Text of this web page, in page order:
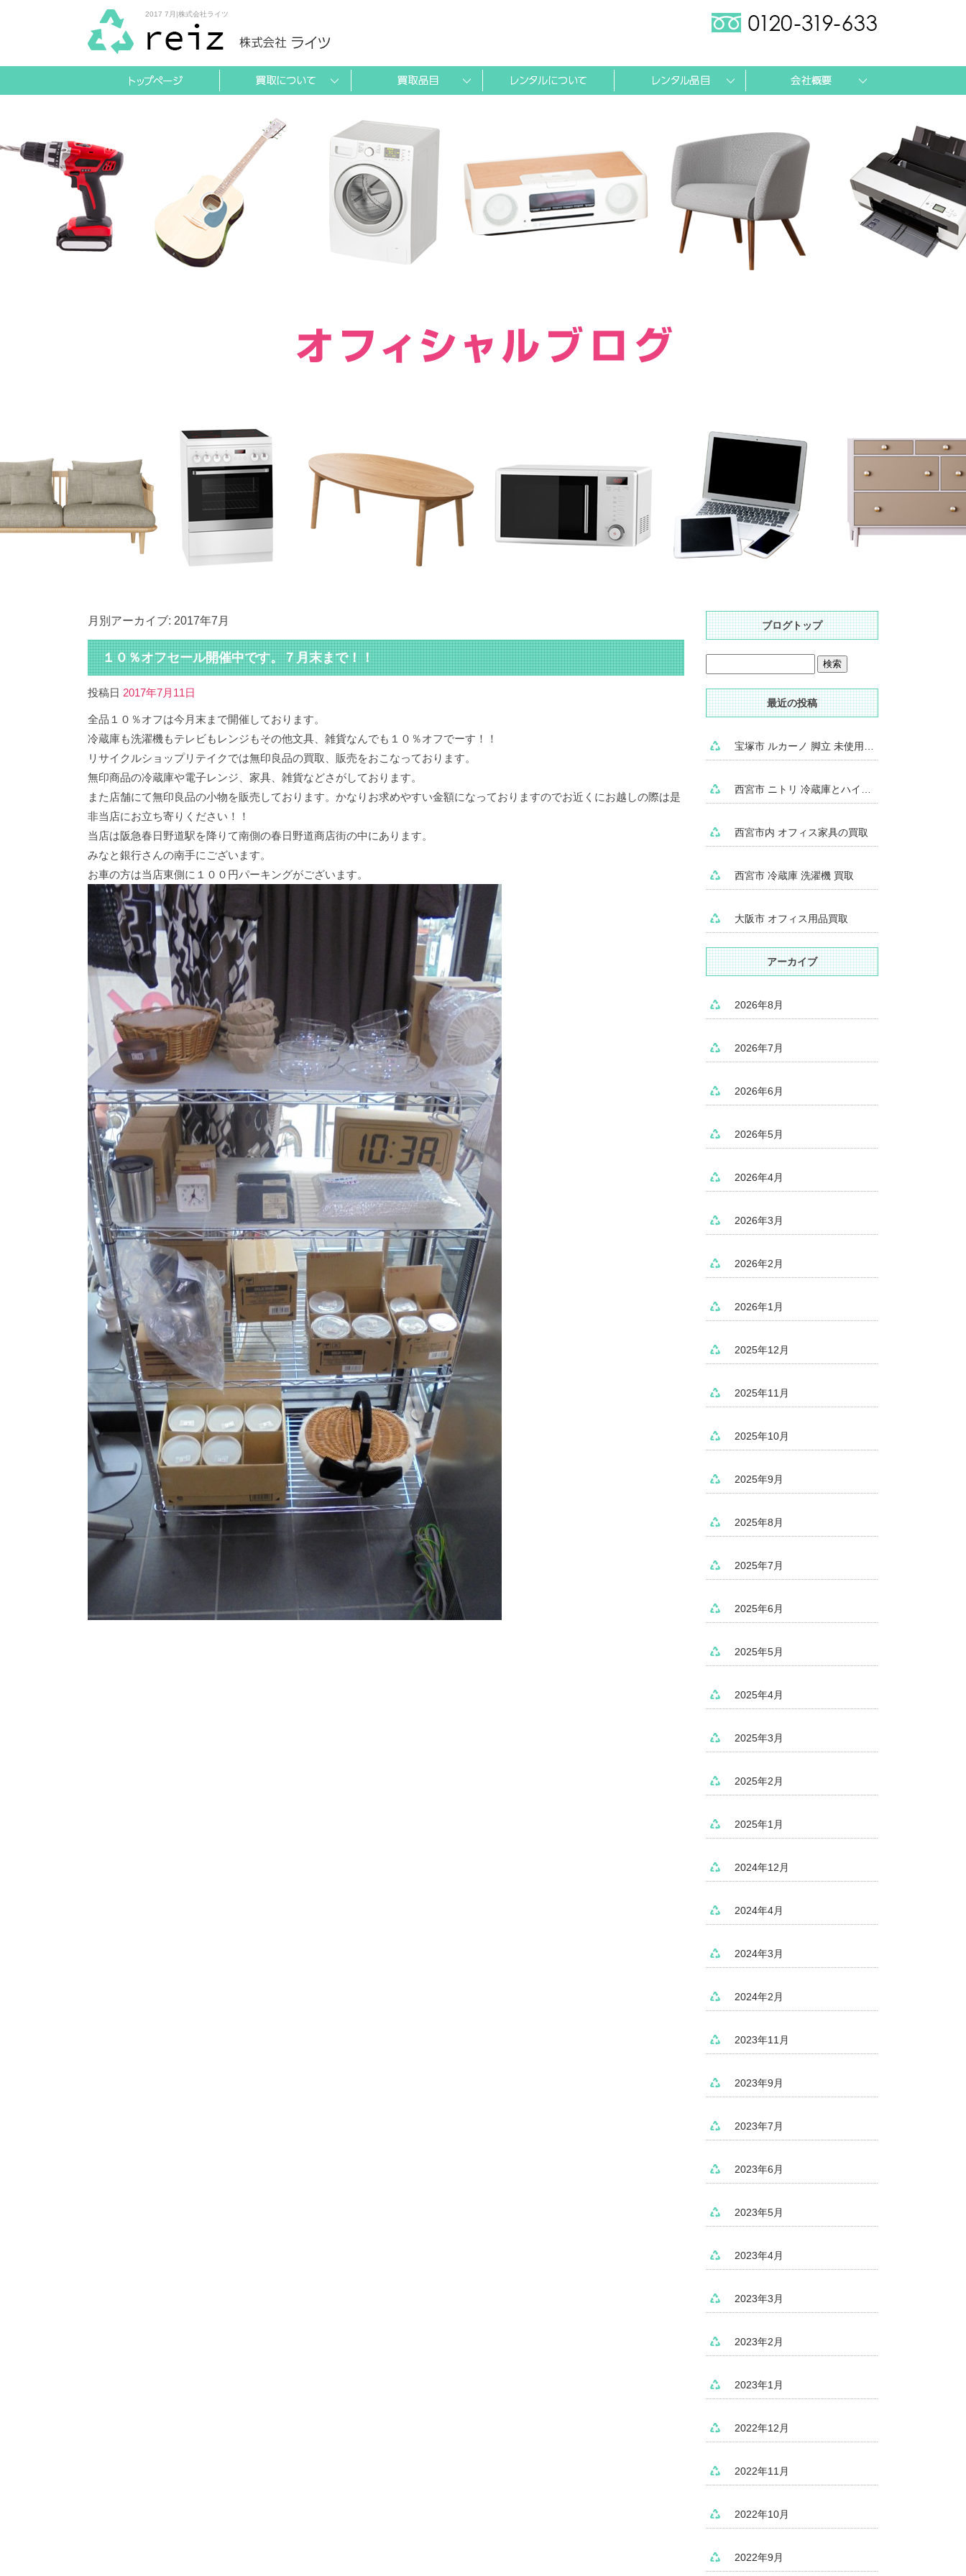
2017 7月|株式会社ライツ
月別アーカイブ: 2017年7月
１０％オフセール開催中です。７月末まで！！
投稿日 2017年7月11日
全品１０％オフは今月末まで開催しております。
冷蔵庫も洗濯機もテレビもレンジもその他文具、雑貨なんでも１０％オフでーす！！
リサイクルショップリテイクでは無印良品の買取、販売をおこなっております。
無印商品の冷蔵庫や電子レンジ、家具、雑貨などさがしております。
また店舗にて無印良品の小物を販売しております。かなりお求めやすい金額になっておりますのでお近くにお越しの際は是
非当店にお立ち寄りください！！
当店は阪急春日野道駅を降りて南側の春日野道商店街の中にあります。
みなと銀行さんの南手にございます。
お車の方は当店東側に１００円パーキングがございます。
ブログトップ
最近の投稿
西宮市内 オフィス家具の買取
西宮市 冷蔵庫 洗濯機 買取
大阪市 オフィス用品買取
アーカイブ
2026年8月
2026年7月
2026年6月
2026年5月
2026年4月
2026年3月
2026年2月
2026年1月
2025年12月
2025年11月
2025年10月
2025年9月
2025年8月
2025年7月
2025年6月
2025年5月
2025年4月
2025年3月
2025年2月
2025年1月
2024年12月
2024年4月
2024年3月
2024年2月
2023年11月
2023年9月
2023年7月
2023年6月
2023年5月
2023年4月
2023年3月
2023年2月
2023年1月
2022年12月
2022年11月
2022年10月
2022年9月